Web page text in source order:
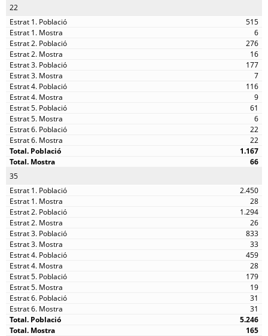
22
515
6
276
16
177
7
116
9
61
6
22
22
1.167
66
35
2.450
28
1.294
26
833
33
459
28
179
19
31
31
5.246
165